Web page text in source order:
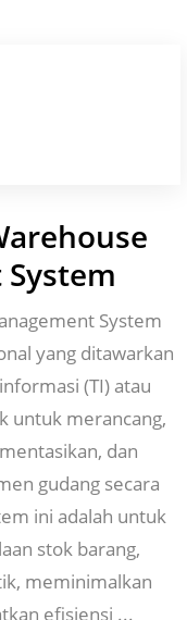
System
yang ditawarkan
(TI) atau
untuk merancang,
dan
gudang secara
ini adalah untuk
stok barang,
meminimalkan
efisiensi ...